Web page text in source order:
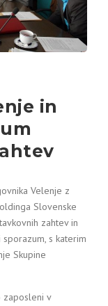
in
Velenje z
Slovenske
zahtev in
s katerim
Skupine
zaposleni v